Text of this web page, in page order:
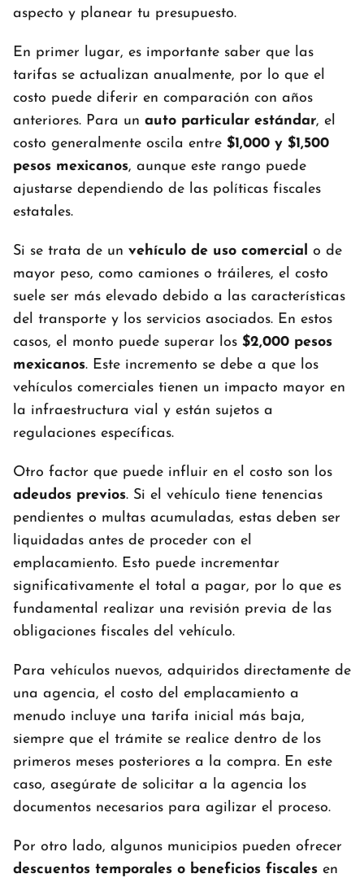
aspecto y planear tu presupuesto.
En primer lugar, es importante saber que las
tarifas se actualizan anualmente, por lo que el
costo puede diferir en comparación con años
anteriores. Para un auto particular estándar, el
costo generalmente oscila entre $1,000 y $1,500
pesos mexicanos, aunque este rango puede
ajustarse dependiendo de las políticas fiscales
estatales.
Si se trata de un vehículo de uso comercial o de
mayor peso, como camiones o tráileres, el costo
suele ser más elevado debido a las características
del transporte y los servicios asociados. En estos
casos, el monto puede superar los $2,000 pesos
mexicanos. Este incremento se debe a que los
vehículos comerciales tienen un impacto mayor en
la infraestructura vial y están sujetos a
regulaciones específicas.
Otro factor que puede influir en el costo son los
adeudos previos. Si el vehículo tiene tenencias
pendientes o multas acumuladas, estas deben ser
liquidadas antes de proceder con el
emplacamiento. Esto puede incrementar
significativamente el total a pagar, por lo que es
fundamental realizar una revisión previa de las
obligaciones fiscales del vehículo.
Para vehículos nuevos, adquiridos directamente de
una agencia, el costo del emplacamiento a
menudo incluye una tarifa inicial más baja,
siempre que el trámite se realice dentro de los
primeros meses posteriores a la compra. En este
caso, asegúrate de solicitar a la agencia los
documentos necesarios para agilizar el proceso.
Por otro lado, algunos municipios pueden ofrecer
descuentos temporales o beneficios fiscales en